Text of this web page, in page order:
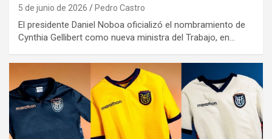
5 de junio de 2026 Pedro Castro
El presidente Daniel Noboa oficializó el nombramiento de
Cynthia Gellibert como nueva ministra del Trabajo, en…